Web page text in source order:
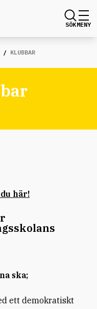
SÖKMENY
/ KLUBBAR
här!
ska;
ett demokratiskt